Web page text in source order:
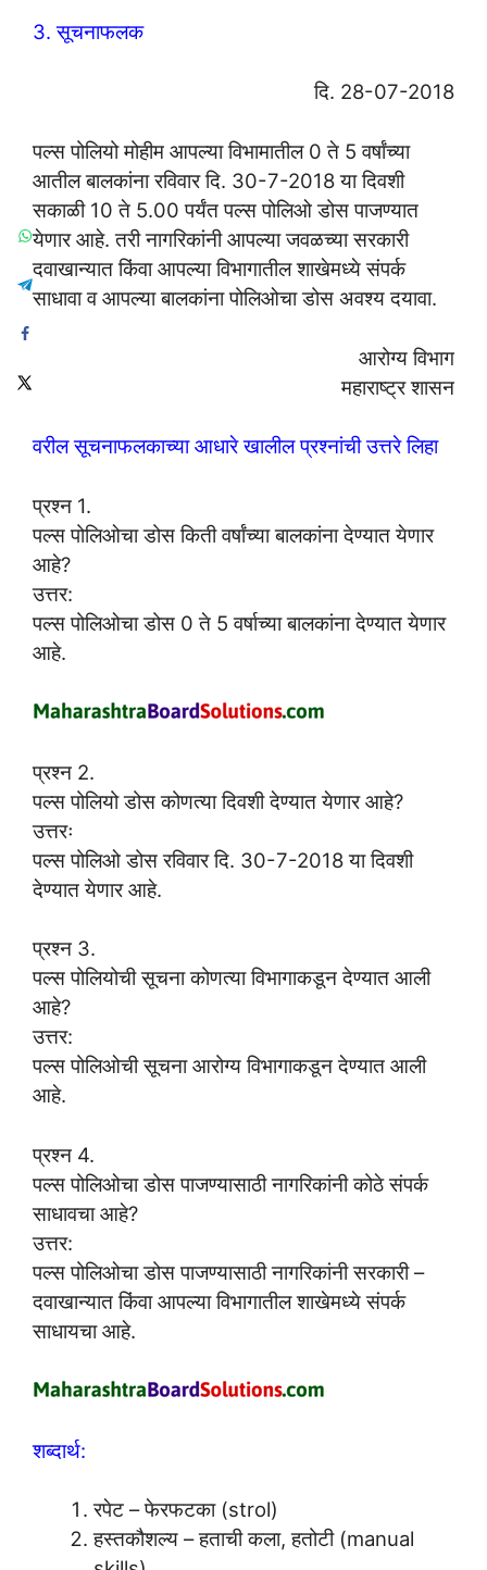
3. सूचनाफलक
दि. 28-07-2018
पल्स पोलियो मोहीम आपल्या विभामातील 0 ते 5 वर्षांच्या
आतील बालकांना रविवार दि. 30-7-2018 या दिवशी
सकाळी 10 ते 5.00 पर्यंत पल्स पोलिओ डोस पाजण्यात
येणार आहे. तरी नागरिकांनी आपल्या जवळच्या सरकारी
दवाखान्यात किंवा आपल्या विभागातील शाखेमध्ये संपर्क
साधावा व आपल्या बालकांना पोलिओचा डोस अवश्य दयावा.
आरोग्य विभाग
महाराष्ट्र शासन
वरील सूचनाफलकाच्या आधारे खालील प्रश्नांची उत्तरे लिहा
प्रश्न 1.
पल्स पोलिओचा डोस किती वर्षांच्या बालकांना देण्यात येणार
आहे?
उत्तर:
पल्स पोलिओचा डोस 0 ते 5 वर्षाच्या बालकांना देण्यात येणार
आहे.
प्रश्न 2.
पल्स पोलियो डोस कोणत्या दिवशी देण्यात येणार आहे?
उत्तरः
पल्स पोलिओ डोस रविवार दि. 30-7-2018 या दिवशी
देण्यात येणार आहे.
प्रश्न 3.
पल्स पोलियोची सूचना कोणत्या विभागाकडून देण्यात आली
आहे?
उत्तर:
पल्स पोलिओची सूचना आरोग्य विभागाकडून देण्यात आली
आहे.
प्रश्न 4.
पल्स पोलिओचा डोस पाजण्यासाठी नागरिकांनी कोठे संपर्क
साधावचा आहे?
उत्तर:
पल्स पोलिओचा डोस पाजण्यासाठी नागरिकांनी सरकारी –
दवाखान्यात किंवा आपल्या विभागातील शाखेमध्ये संपर्क
साधायचा आहे.
शब्दार्थ:
रपेट – फेरफटका (strol)
हस्तकौशल्य – हताची कला, हतोटी (manual